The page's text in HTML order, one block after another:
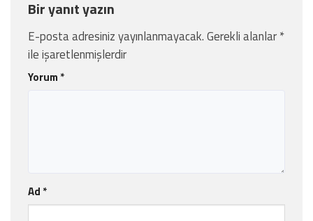
Bir yanıt yazın
E-posta adresiniz yayınlanmayacak.Gerekli alanlar*
ile işaretlenmişlerdir
Yorum *
Ad *